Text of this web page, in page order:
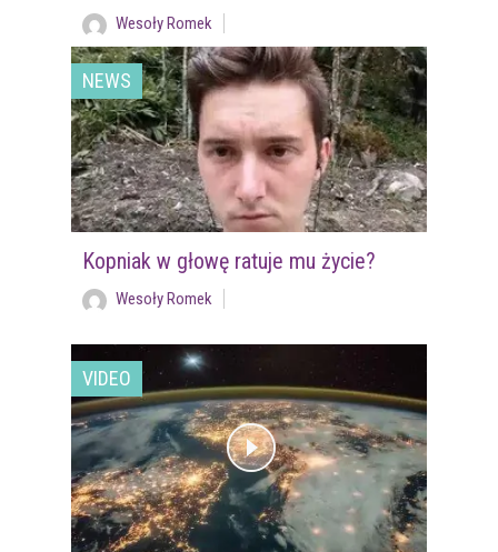
Wesoły Romek
NEWS
Kopniak w głowę ratuje mu życie?
Wesoły Romek
VIDEO